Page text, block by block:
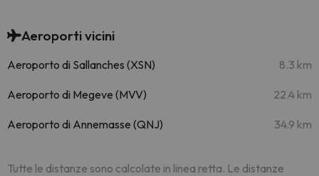
Aeroporti vicini
Aeroporto di Sallanches (XSN) 8.3 km
Aeroporto di Megeve (MVV) 22.4 km
Aeroporto di Annemasse (QNJ) 34.9 km
Tutte le distanze sono calcolate in linea retta. Le distanze